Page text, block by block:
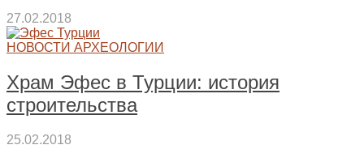
27.02.2018
НОВОСТИ АРХЕОЛОГИИ
Храм Эфес в Турции: история
строительства
25.02.2018